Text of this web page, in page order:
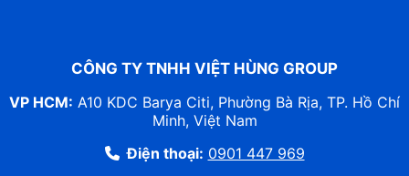
CÔNG TY TNHH VIỆT HÙNG GROUP
VP HCM: A10 KDC Barya Citi, Phường Bà Rịa, TP. Hồ Chí
Minh, Việt Nam
Điện thoại: 0901 447 969